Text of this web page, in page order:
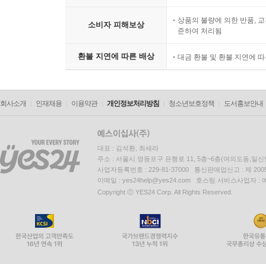
소비자 피해보상
상품의 불량에 의한 반품,
준하여 처리됨
환불 지연에 따른 배상 대금 환불 및 환불 지연에
회사소개 인재채용 이용약관 개인정보처리방침 청소년보호정책 도서홍보안내
대표 : 김석환, 최세라
주소 : 서울시 영등포구 은행로 11, 5층~6층(여의도동,일신
사업자등록번호 : 229-81-37000 통신판매업신고 : 제
이메일 : yes24help@yes24.com 호스팅 서비스사업자 :
Copyright ⓒ YES24 Corp. All Rights Reserved.